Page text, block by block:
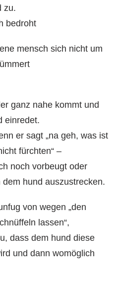
zu.
bedroht
mensch sich nicht um
ganz nahe kommt und
einredet.
er sagt „na geh, was ist
fürchten“ –
noch vorbeugt oder
hund auszustrecken.
von wegen „den
lassen“,
dass dem hund diese
und dann womöglich